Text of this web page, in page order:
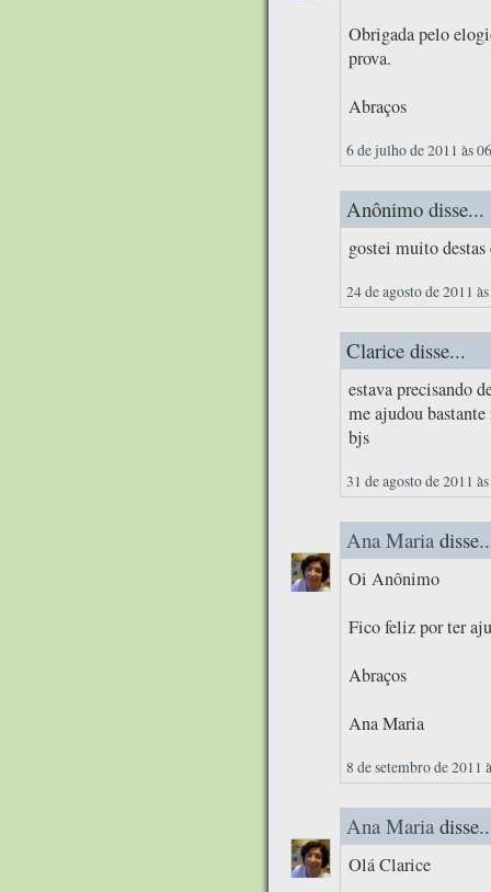
Obrigada pelo
prova.
Abraços
6 de julho de 2011 às
Anônimo disse...
gostei muito
24 de agosto de 2011
Clarice disse...
estava precisando
me ajudou
bjs
31 de agosto de 2011
Ana Maria
Oi Anônimo
Fico feliz por ter
Abraços
Ana Maria
8 de setembro de 2011
Ana Maria
Olá Clarice